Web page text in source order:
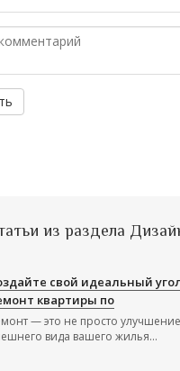
из раздела
свой идеальный
квартиры по
— это не просто улучшение
вида вашего жилья...